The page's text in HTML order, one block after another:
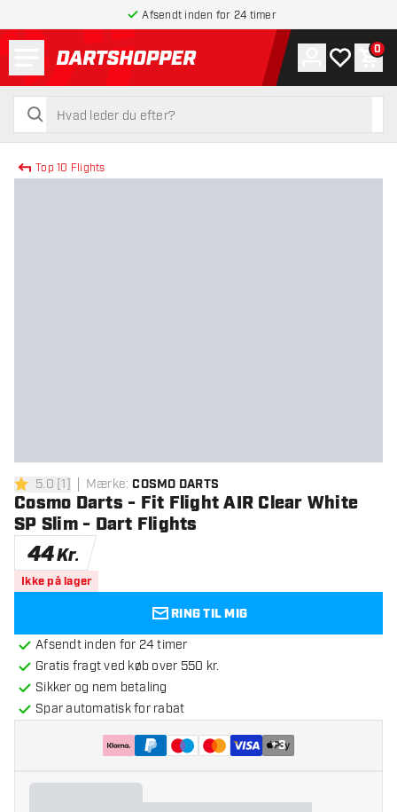
Afsendt inden for 24 timer
tilbage til forsiden
søg
søg
Konto
Min 0
Top 10 Flights
5 bedømmelsesstjerner
5.0 [1] Mærke: COSMO DARTS
Cosmo Darts - Fit Flight AIR Clear White
SP Slim - Dart Flights
44Kr.
Ikke på lager
RING TIL MIG
Afsendt inden for 24 timer
Gratis fragt ved køb over 550 kr.
Sikker og nem betaling
Spar automatisk for rabat
+3